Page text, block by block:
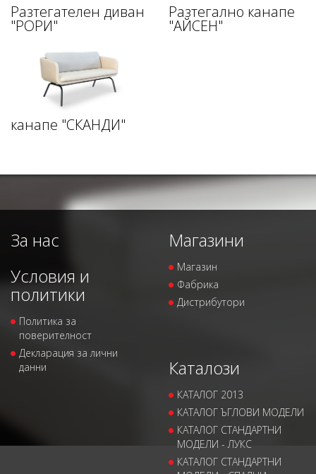
Разтегателен диван
"РОРИ"
Разтегално канапе
"АЙСЕН"
канапе "СКАНДИ"
За нас
Условия и
политики
Политика за
поверителност
Декларация за лични
данни
Магазини
Магазин
Фабрика
Дистрибутори
Каталози
КАТАЛОГ 2013
КАТАЛОГ ЪГЛОВИ МОДЕЛИ
КАТАЛОГ СТАНДАРТНИ
МОДЕЛИ - ЛУКС
КАТАЛОГ СТАНДАРТНИ